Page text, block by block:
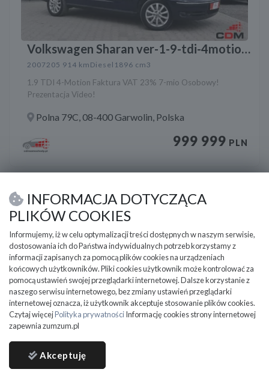
Volkswagen Sharan ver-1-9-tdi-4motion-
trendline
2007205 914 km Diesel 1896 cm3
1.9 TDI 4-Motion Faktura VAT 23% 7-mio Osobowy!
Prezentacja Video!
Polna 79C, 08-400 Garwolin, Polska
999 999 PLN
INFORMACJA DOTYCZĄCA
PLIKÓW COOKIES
Informujemy, iż w celu optymalizacji treści dostępnych w naszym serwisie,
dostosowania ich do Państwa indywidualnych potrzeb korzystamy z
informacji zapisanych za pomocą plików cookies na urządzeniach
końcowych użytkowników. Pliki cookies użytkownik może kontrolować za
pomocą ustawień swojej przeglądarki internetowej. Dalsze korzystanie z
naszego serwisu internetowego, bez zmiany ustawień przeglądarki
internetowej oznacza, iż użytkownik akceptuje stosowanie plików cookies.
Czytaj więcejPolityka prywatnościInformację cookies strony internetowej
zapewnia zumzum.pl
Akceptuję